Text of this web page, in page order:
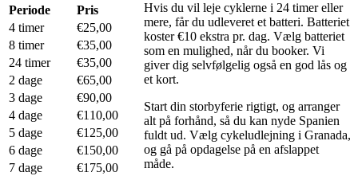
Periode
Pris
4 timer
€25,00
8 timer
€35,00
24 timer
€35,00
2 dage
€65,00
3 dage
€90,00
4 dage
€110,00
5 dage
€125,00
6 dage
€150,00
7 dage
€175,00
Hvis du vil leje cyklerne i 24 timer eller
mere, får du udleveret et batteri. Batteriet
koster €10 ekstra pr. dag. Vælg batteriet
som en mulighed, når du booker. Vi
giver dig selvfølgelig også en god lås og
et kort.
Start din storbyferie rigtigt, og arranger
alt på forhånd, så du kan nyde Spanien
fuldt ud. Vælg cykeludlejning i Granada,
og gå på opdagelse på en afslappet
måde.